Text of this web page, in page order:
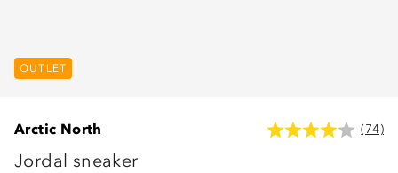
OUTLET
Arctic North (74)
Jordal sneaker